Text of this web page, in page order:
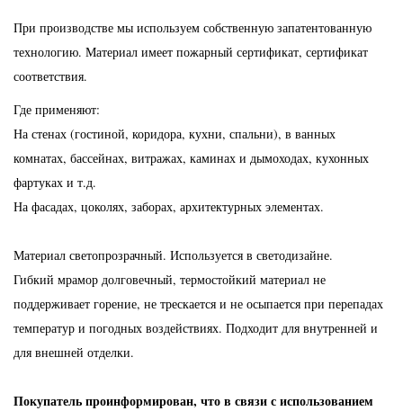
При производстве мы используем собственную запатентованную
технологию. Материал имеет пожарный сертификат, сертификат
соответствия.
Где применяют:
На стенах (гостиной, коридора, кухни, спальни), в ванных
комнатах, бассейнах, витражах, каминах и дымоходах, кухонных
фартуках и т.д.
На фасадах, цоколях, заборах, архитектурных элементах.
Материал светопрозрачный. Используется в светодизайне.
Гибкий мрамор долговечный, термостойкий материал не
поддерживает горение, не трескается и не осыпается при перепадах
температур и погодных воздействиях. Подходит для внутренней и
для внешней отделки.
Покупатель проинформирован, что в связи с использованием